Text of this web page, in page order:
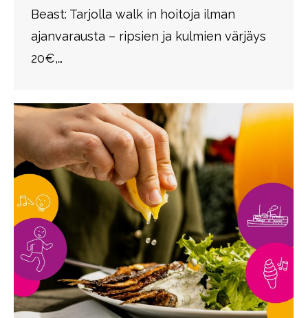
Beast: Tarjolla walk in hoitoja ilman
ajanvarausta – ripsien ja kulmien värjäys
20€,…